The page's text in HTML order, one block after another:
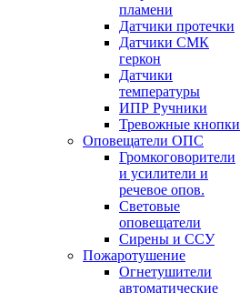
пламени
Датчики протечки
Датчики СМК
геркон
Датчики
температуры
ИПР Ручники
Тревожные кнопки
Оповещатели ОПС
Громкоговорители
и усилители и
речевое опов.
Световые
оповещатели
Сирены и ССУ
Пожаротушение
Огнетушители
автоматические